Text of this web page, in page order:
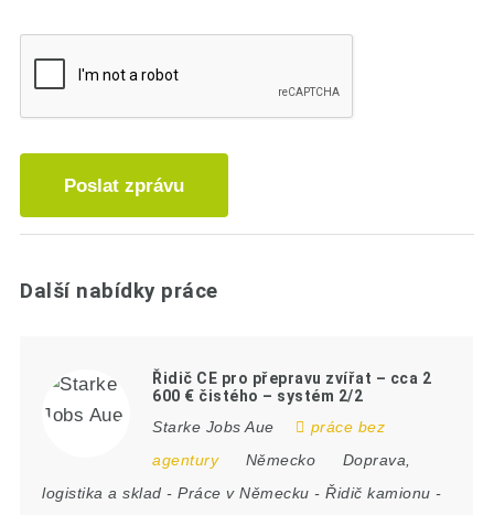
Poslat zprávu
Další nabídky práce
Řidič CE pro přepravu zvířat – cca 2
600 € čistého – systém 2/2
Starke Jobs Aue
práce bez
agentury
Německo
Doprava,
logistika a sklad -Práce v Německu -Řidič kamionu -